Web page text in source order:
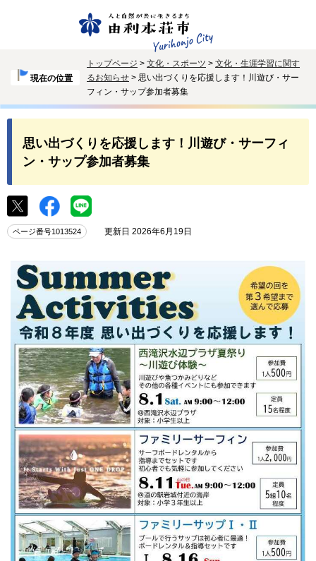
現在の位置
トップページ > 文化・スポーツ > 文化・生涯学習に関す
るお知らせ > 思い出づくりを応援します！川遊び・サー
フィン・サップ参加者募集
思い出づくりを応援します！川遊び・サーフィ
ン・サップ参加者募集
ページ番号1013524 更新日 2026年6月19日